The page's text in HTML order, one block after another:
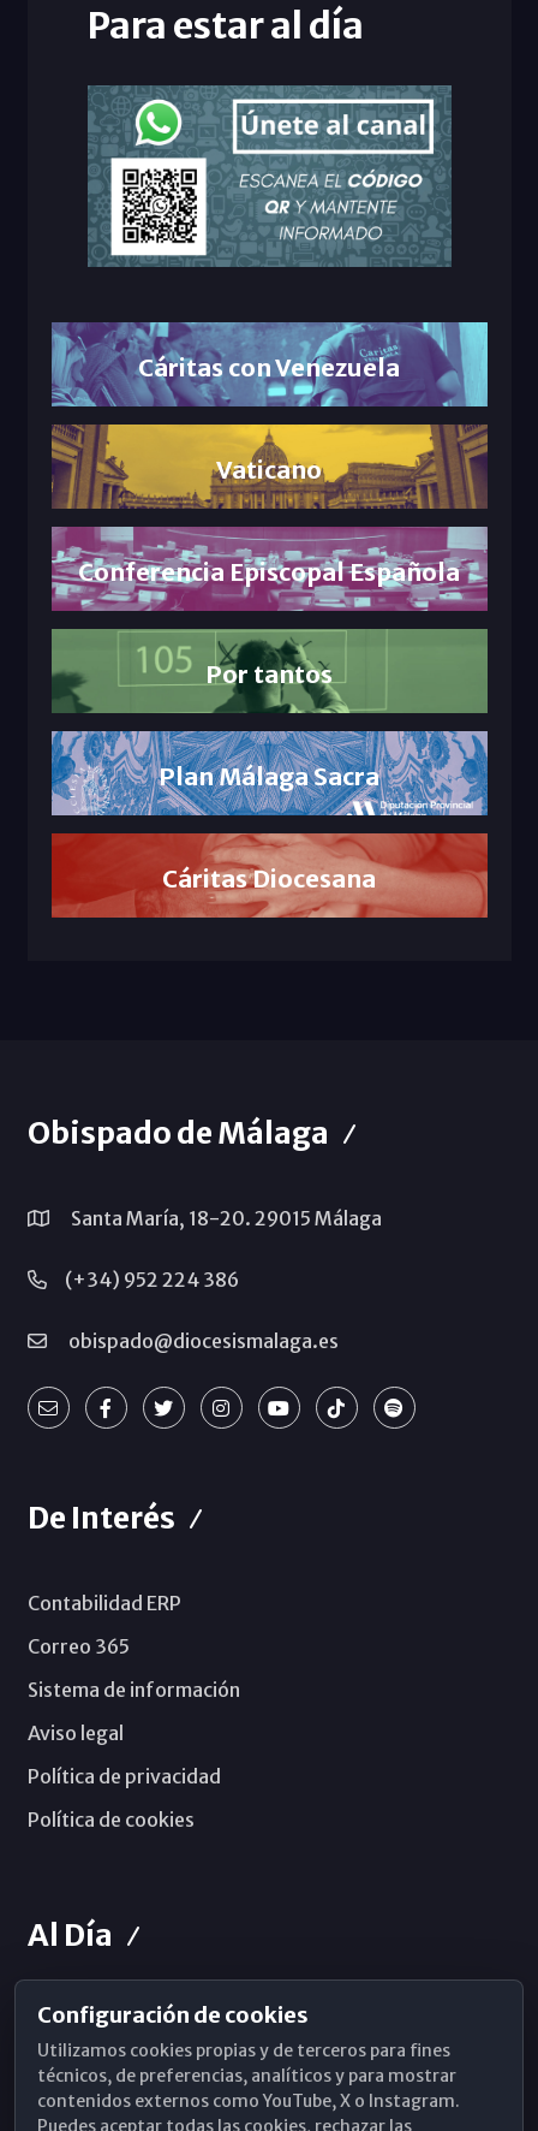
Para estar al día
Cáritas con Venezuela
Vaticano
Conferencia Episcopal Española
Por tantos
Plan Málaga Sacra
Cáritas Diocesana
Obispado de Málaga
Santa María, 18-20. 29015 Málaga
(+34) 952 224 386
obispado@diocesismalaga.es
De Interés
Contabilidad ERP
Correo 365
Sistema de información
Aviso legal
Política de privacidad
Política de cookies
Al Día
Horarios de Misa
Hemeroteca
WhatsApp
Configuración de cookies
Utilizamos cookies propias y de terceros para fines
técnicos, de preferencias, analíticos y para mostrar
contenidos externos como YouTube, X o Instagram.
Puedes aceptar todas las cookies, rechazar las